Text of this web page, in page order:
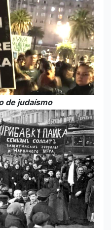
de judaísmo